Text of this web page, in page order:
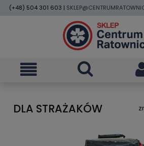
(+48) 504 301 603 |
DLA STRAŻAKÓW